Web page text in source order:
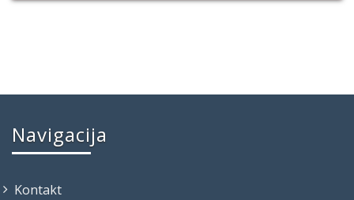
Navigacija
Kontakt